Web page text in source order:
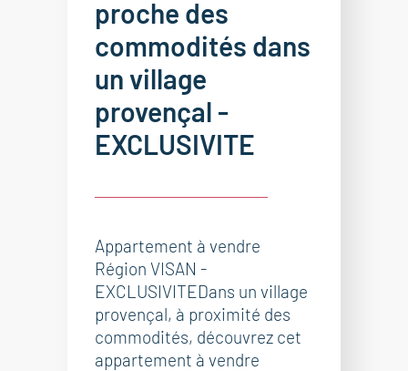
proche des
commodités dans
un village
provençal -
EXCLUSIVITE
Appartement à vendre
Région VISAN -
EXCLUSIVITEDans un village
provençal, à proximité des
commodités, découvrez cet
appartement à vendre